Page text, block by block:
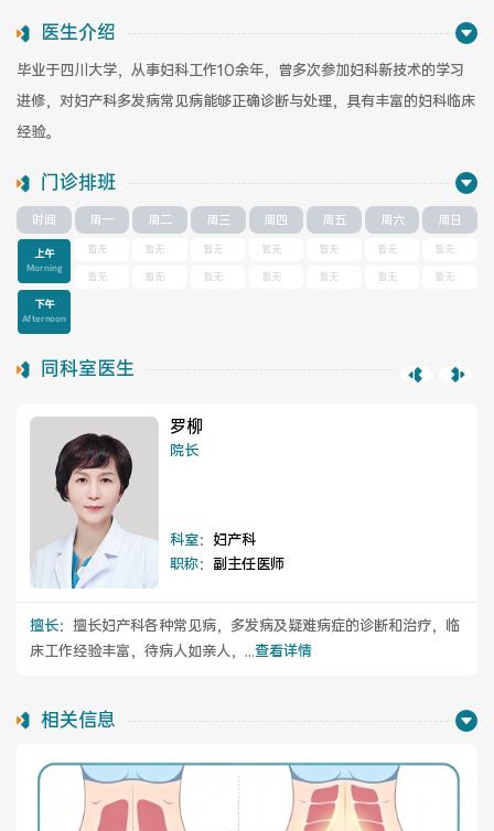
医技科室
专家团队
医院布局
出/入院服务
意见建议
公示公告
医生介绍
毕业于四川大学，从事妇科工作10余年，曾多次参加妇科新技术的学习
进修，对妇产科多发病常见病能够正确诊断与处理，具有丰富的妇科临床
经验。
门诊排班
时间
上午
Morning
下午
Afternoon
周一
暂无
暂无
周二
暂无
暂无
周三
暂无
暂无
周四
暂无
暂无
周五
暂无
暂无
周六
暂无
暂无
周日
暂无
暂无
同科室医生
罗柳
院长
科室： 妇产科
职称： 副主任医师
擅长： 擅长妇产科各种常见病，多发病及疑难病症的诊断和治疗，临
床工作经验丰富，待病人如亲人，...查看详情
相关信息